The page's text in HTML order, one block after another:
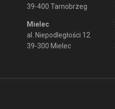
39-400 Tarnobrzeg
Mielec
al. Niepodległości 12
39-300 Mielec